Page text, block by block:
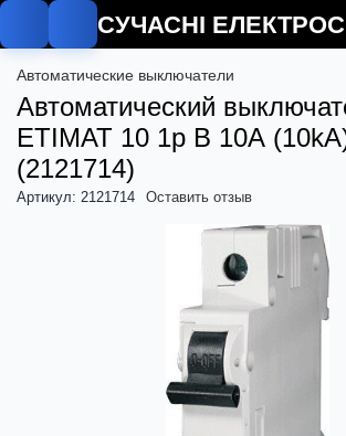
Автоматические выключатели
Автоматический
ETIMAT 10 1p B 10А
(2121714)
Артикул: 2121714 Оставить отзыв